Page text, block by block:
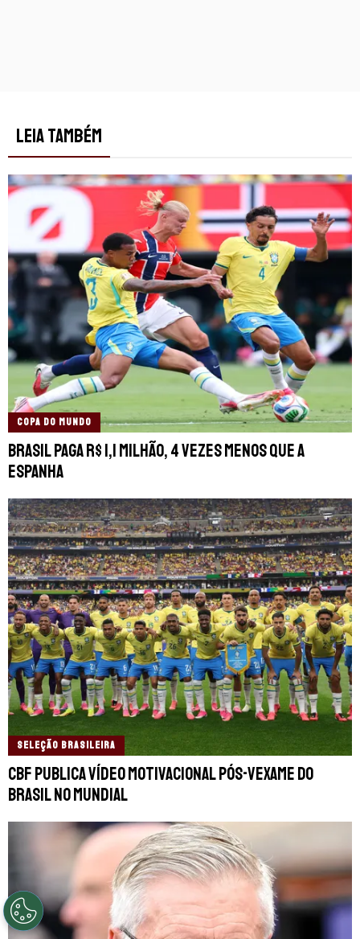
LEIA TAMBÉM
COPA DO MUNDO
Brasil paga R$ 1,1 milhão, 4 vezes menos que a
Espanha
SELEÇÃO BRASILEIRA
CBF publica vídeo motivacional pós-vexame do
Brasil no Mundial